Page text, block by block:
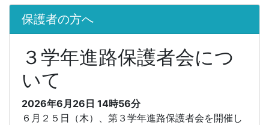
保護者の方へ
３学年進路保護者会につ
いて
2026年6月26日 14時56分
６月２５日（木）、第３学年進路保護者会を開催し